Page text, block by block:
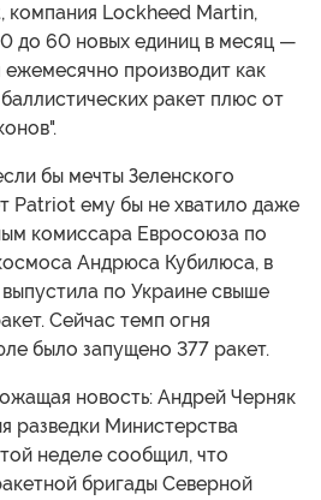
компания Lockheed Martin,
до 60 новых единиц в месяц —
производит как
ракет плюс от
бы мечты Зеленского
Patriot ему бы не хватило даже
комиссара Евросоюза по
Андрюса Кубилюса, в
по Украине свыше
Сейчас темп огня
было запущено 377 ракет.
новость: Андрей Черняк
разведки Министерства
неделе сообщил, что
бригады Северной